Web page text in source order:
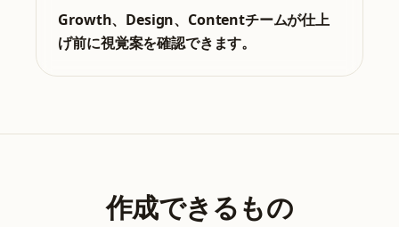
Growth、Design、Contentチームが仕上
げ前に視覚案を確認できます。
作成できるもの